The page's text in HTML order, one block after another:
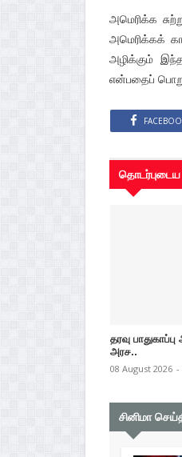
அமெரிக்க
அமெரிக்கக்
அழிக்கும்
என்பதைப்
தரவு
அரச..
08 August 2026 -
சினிமா